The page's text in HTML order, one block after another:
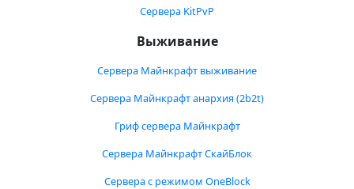
Сервера KitPvP
Выживание
Сервера Майнкрафт выживание
Сервера Майнкрафт анархия (2b2t)
Гриф сервера Майнкрафт
Сервера Майнкрафт СкайБлок
Сервера с режимом OneBlock